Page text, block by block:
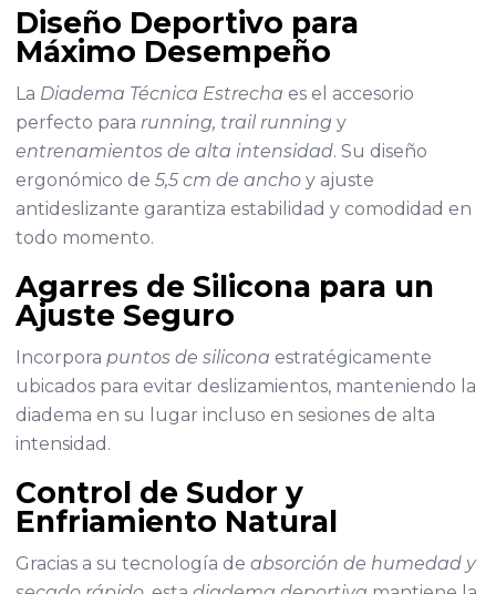
Diseño Deportivo para
Máximo Desempeño
La Diadema Técnica Estrecha es el accesorio
perfecto para running, trail running y
entrenamientos de alta intensidad. Su diseño
ergonómico de 5,5 cm de anchoy ajuste
antideslizante garantiza estabilidad y comodidad en
todo momento.
Agarres de Silicona para un
Ajuste Seguro
Incorpora puntos de silicona estratégicamente
ubicados para evitar deslizamientos, manteniendo la
diadema en su lugar incluso en sesiones de alta
intensidad.
Control de Sudor y
Enfriamiento Natural
Gracias a su tecnología de absorción de humedad y